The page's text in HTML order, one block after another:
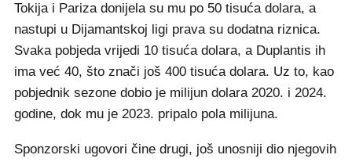
Tokija i Pariza donijela su mu po 50 tisuća dolara, a
nastupi u Dijamantskoj ligi prava su dodatna riznica.
Svaka pobjeda vrijedi 10 tisuća dolara, a Duplantis ih
ima već 40, što znači još 400 tisuća dolara. Uz to, kao
pobjednik sezone dobio je milijun dolara 2020. i 2024.
godine, dok mu je 2023. pripalo pola milijuna.
Sponzorski ugovori čine drugi, još unosniji dio njegovih